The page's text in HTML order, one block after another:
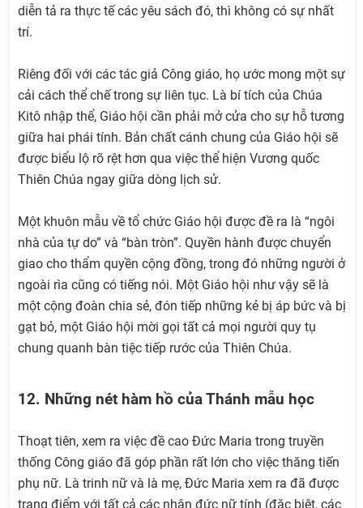
diễn tả ra thực tế các yêu sách đó, thì không có sự nhất
trí.
Riêng đối với các tác giả Công giáo, họ ước mong một sự
cải cách thể chế trong sự liên tục. Là bí tích của Chúa
Kitô nhập thể, Giáo hội cần phải mở cửa cho sự hỗ tương
giữa hai phái tính. Bản chất cánh chung của Giáo hội sẽ
được biểu lộ rõ rệt hơn qua việc thể hiện Vương quốc
Thiên Chúa ngay giữa dòng lịch sử.
Một khuôn mẫu về tổ chức Giáo hội được đề ra là “ngôi
nhà của tự do” và “bàn tròn”. Quyền hành được chuyển
giao cho thẩm quyền cộng đồng, trong đó những người ở
ngoài rìa cũng có tiếng nói. Một Giáo hội như vậy sẽ là
một cộng đoàn chia sẻ, đón tiếp những kẻ bị áp bức và bị
gạt bỏ, một Giáo hội mời gọi tất cả mọi người quy tụ
chung quanh bàn tiệc tiếp rước của Thiên Chúa.
12. Những nét hàm hồ của Thánh mẫu học
Thoạt tiên, xem ra việc đề cao Đức Maria trong truyền
thống Công giáo đã góp phần rất lớn cho việc thăng tiến
phụ nữ. Là trinh nữ và là mẹ, Đức Maria xem ra đã được
trang điểm với tất cả các nhân đức nữ tính (đặc biệt, các